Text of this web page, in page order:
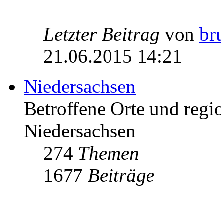
Letzter Beitrag von
21.06.2015 14:21
Niedersachsen
Betroffene Orte und
Niedersachsen
274 Themen
1677 Beiträge